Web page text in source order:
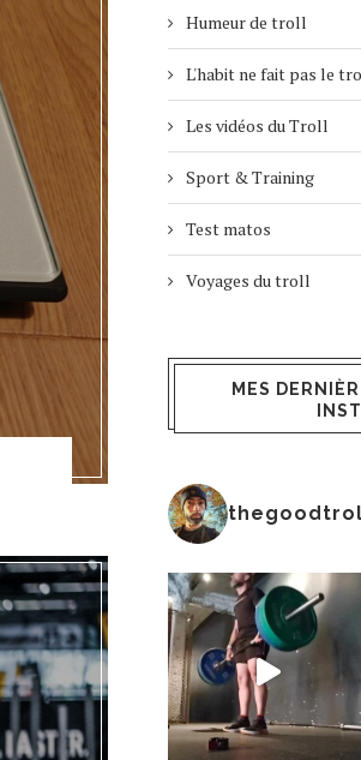
Humeur de troll
L'habit ne fait pas le
Les vidéos du Troll
Sport & Training
Test matos
Voyages du troll
MES